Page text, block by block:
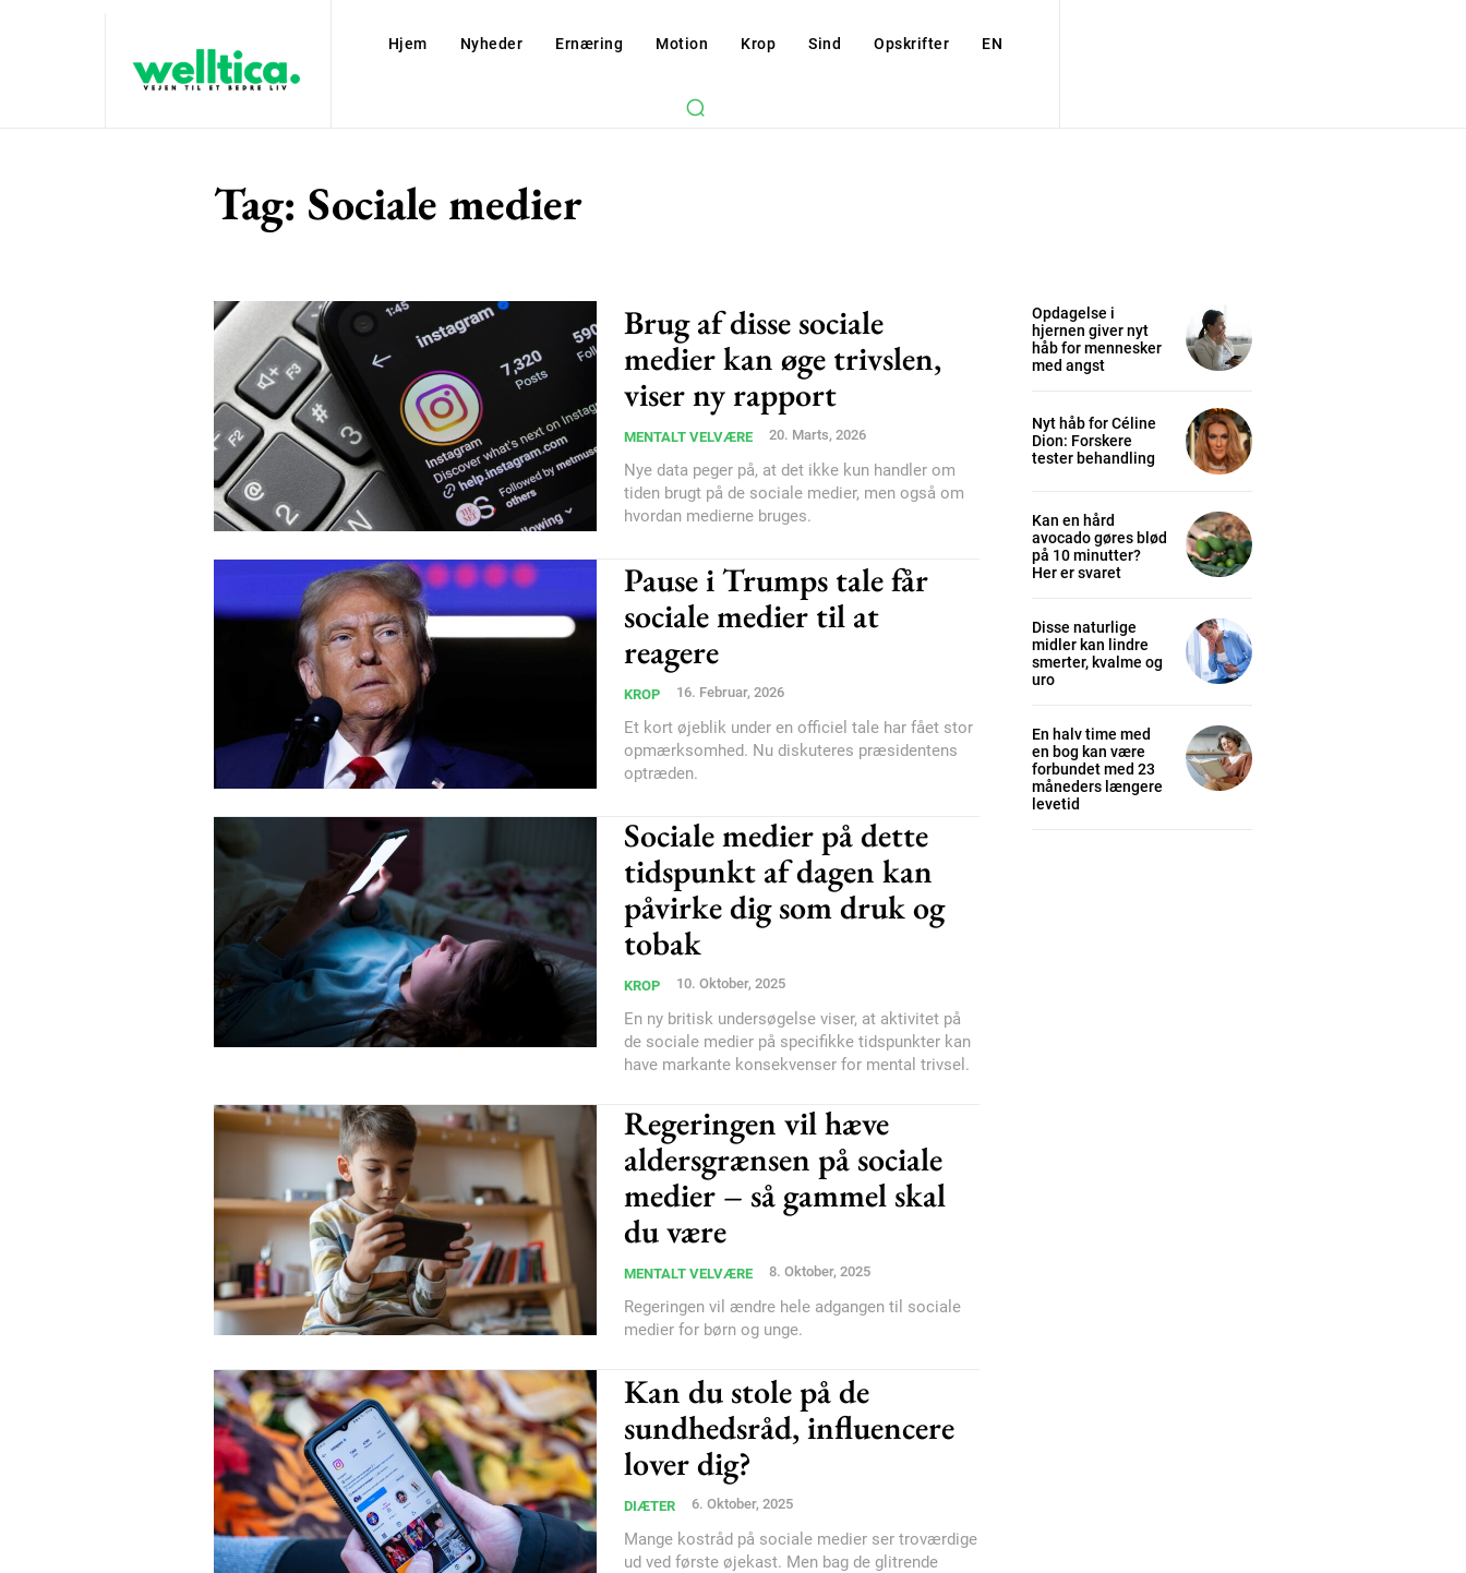
Subscription Plans
Free limited access
Gratis / forever
Praesent euismod ac
Ut mollis pellentesque tortor
Nullam eu erat condimentum
Donec quis est ac felis
Orci varius natoque dolor
Member full access
100
Praesent euismod ac
Ut mollis pellentesque tortor
Hjem Nyheder Ernæring Motion Krop Sind Opskrifter EN
Tag: Sociale medier
Brug af disse sociale
medier kan øge trivslen,
viser ny rapport
MENTALT VELVÆRE 20. Marts, 2026
Nye data peger på, at det ikke kun handler om
tiden brugt på de sociale medier, men også om
hvordan medierne bruges.
Pause i Trumps tale får
sociale medier til at
reagere
KROP 16. Februar, 2026
Et kort øjeblik under en officiel tale har fået stor
opmærksomhed. Nu diskuteres præsidentens
optræden.
Sociale medier på dette
tidspunkt af dagen kan
påvirke dig som druk og
tobak
KROP 10. Oktober, 2025
En ny britisk undersøgelse viser, at aktivitet på
de sociale medier på specifikke tidspunkter kan
have markante konsekvenser for mental trivsel.
Regeringen vil hæve
aldersgrænsen på sociale
medier – så gammel skal
du være
MENTALT VELVÆRE 8. Oktober, 2025
Regeringen vil ændre hele adgangen til sociale
medier for børn og unge.
Kan du stole på de
sundhedsråd, influencere
lover dig?
DIÆTER 6. Oktober, 2025
Mange kostråd på sociale medier ser troværdige
ud ved første øjekast. Men bag de glitrende
Opdagelse i
hjernen giver nyt
håb for mennesker
med angst
Nyt håb for Céline
Dion: Forskere
tester behandling
Kan en hård
avocado gøres blød
på 10 minutter?
Her er svaret
Disse naturlige
midler kan lindre
smerter, kvalme og
uro
En halv time med
en bog kan være
forbundet med 23
måneders længere
levetid